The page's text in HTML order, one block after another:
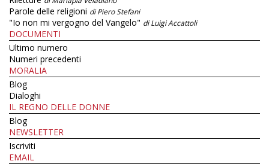
Parole delle religioni di Piero Stefani
"Io non mi vergogno del Vangelo" di Luigi Accattoli
DOCUMENTI
Ultimo numero
Numeri precedenti
MORALIA
Blog
Dialoghi
IL REGNO DELLE DONNE
Blog
NEWSLETTER
Iscriviti
EMAIL